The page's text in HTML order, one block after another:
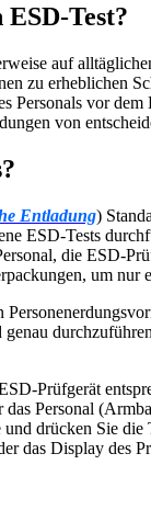
Test?
auf
zu erheblichen
Personals vor
von
Entladung)
ESD-Tests
die ESD-
um nur
Prüfgerät
Personal
drücken Sie die
das Display des